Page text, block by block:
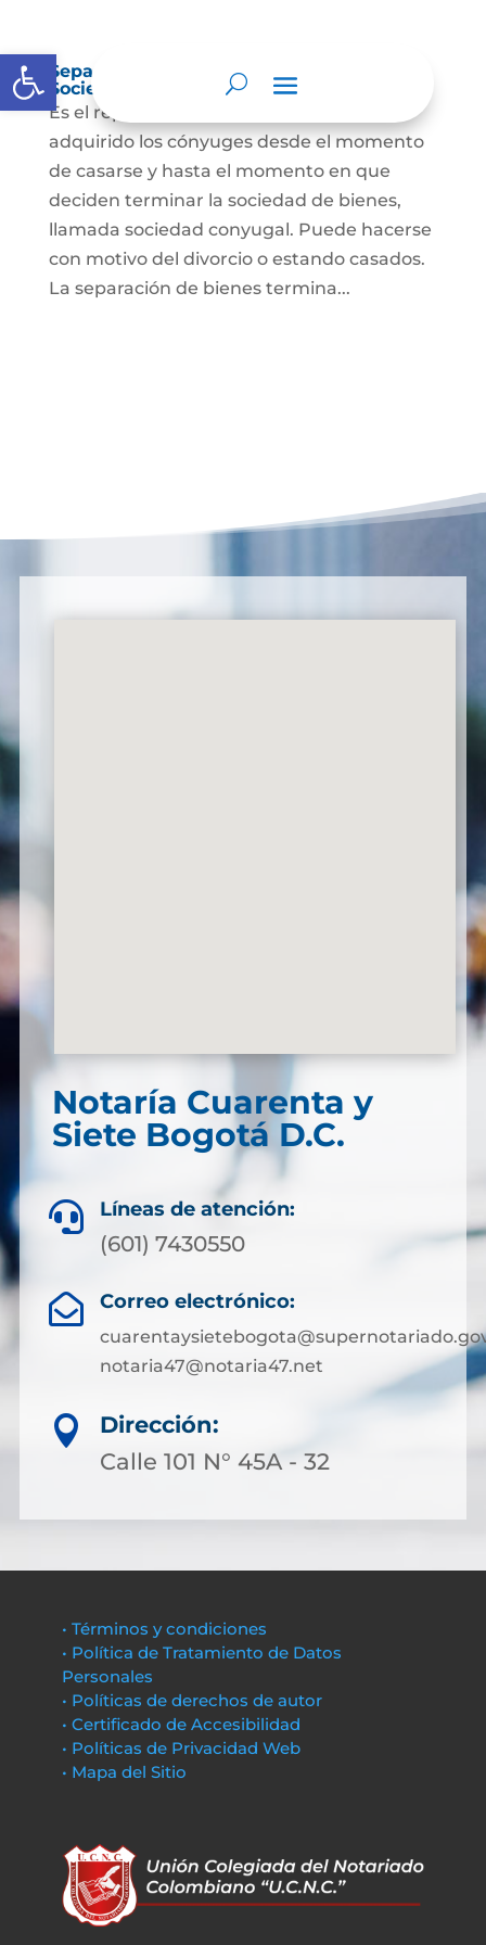
Abrir barra de herramientas
Separación de Bienes o Liquidación de
Sociedad Conyugal
Es el reparto de los bienes que han
adquirido los cónyuges desde el momento
de casarse y hasta el momento en que
deciden terminar la sociedad de bienes,
llamada sociedad conyugal. Puede hacerse
con motivo del divorcio o estando casados.
La separación de bienes termina...
Notaría Cuarenta y
Siete Bogotá D.C.
 Líneas de atención:
(601) 7430550
 Correo electrónico:
notaria47@notaria47.net

Dirección:
Calle 101 N° 45A - 32
• Términos y condiciones
• Política de Tratamiento de Datos
Personales
• Políticas de derechos de autor
• Certificado de Accesibilidad
• Políticas de Privacidad Web
• Mapa del Sitio